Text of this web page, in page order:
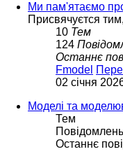
Ми пам'ятаємо
Присвячуєтся
10 Тем
124
Останнє
Fmodel
02 січня
Моделі та
Тем
Повідомлень
Останнє